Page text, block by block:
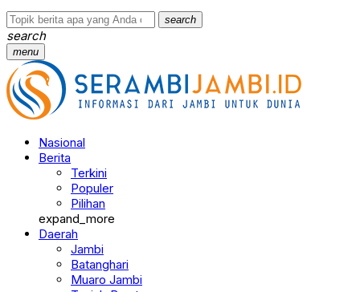
search
search
menu
Nasional
Berita
Terkini
Populer
Pilihan
expand_more
Daerah
Jambi
Batanghari
Muaro Jambi